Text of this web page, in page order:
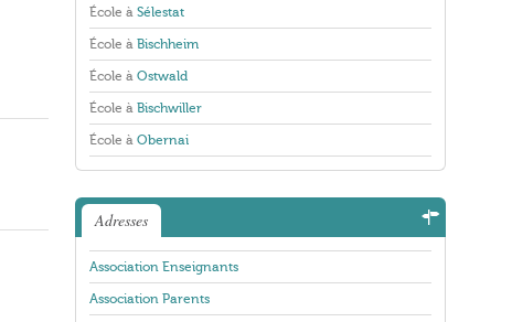
École à Sélestat
École à Bischheim
École à Ostwald
École à Bischwiller
École à Obernai
Adresses
Association Enseignants
Association Parents